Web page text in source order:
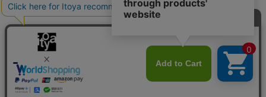
思いを伝えるポストカード 7 days cards